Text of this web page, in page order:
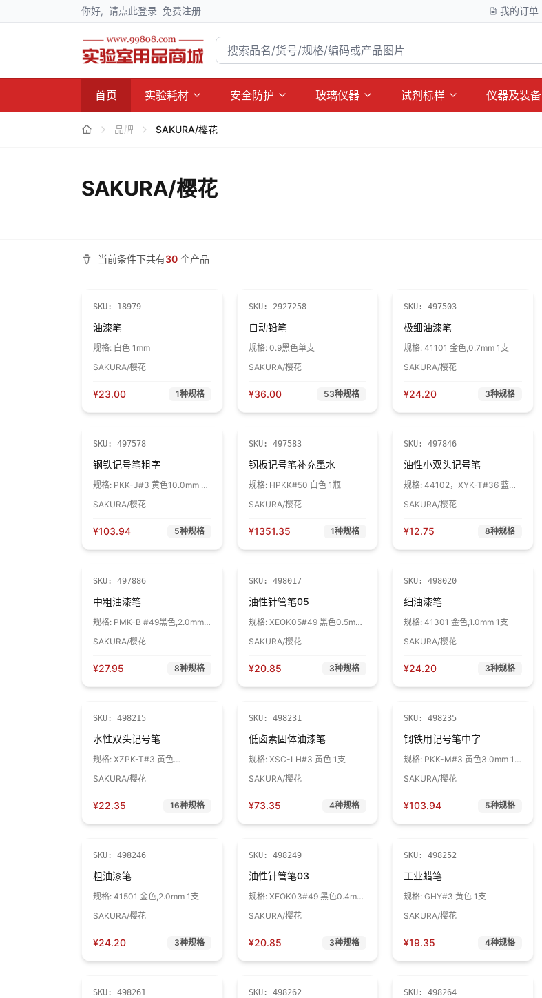
你好, 请点此登录 免费注册 我的订单
首页 实验耗材 安全防护 玻璃仪器 试剂标样 仪器及装备
品牌 SAKURA/樱花
SAKURA/樱花
当前条件下共有30 个产品
SKU: 18979
油漆笔
规格: 白色 1mm
SAKURA/樱花
¥23.00 1种规格
SKU: 2927258
自动铅笔
规格: 0.9黑色单支
SAKURA/樱花
¥36.00 53种规格
SKU:497503
极细油漆笔
规格:41101 金色,0.7mm 1支
SAKURA/樱花
¥24.20 3种规格
SKU: 497578
钢铁记号笔粗字
规格: PKK-J#3 黄色10.0mm 1
SAKURA/樱花
¥103.94 5种规格
SKU: 497583
钢板记号笔补充墨水
规格: HPKK#50 白色 1瓶
SAKURA/樱花
¥1351.35 1种规格
SKU:497846
油性小双头记号笔
规格:44102，XYK-T#36 蓝
SAKURA/樱花
¥12.75 8种规格
SKU: 497886
中粗油漆笔
规格: PMK-B #49黑色,2.0mm 1
SAKURA/樱花
¥27.95 8种规格
SKU: 498017
油性针管笔05
规格: XEOK05#49 黑色0.5mm
SAKURA/樱花
¥20.85 3种规格
SKU:498020
细油漆笔
规格:41301 金色,1.0mm 1支
SAKURA/樱花
¥24.20 3种规格
SKU: 498215
水性双头记号笔
规格: XZPK-T#3 黄色
SAKURA/樱花
¥22.35 16种规格
SKU: 498231
低卤素固体油漆笔
规格: XSC-LH#3 黄色 1支
SAKURA/樱花
¥73.35 4种规格
SKU:498235
钢铁用记号笔中字
规格: PKK-M#3 黄色3.0mm 1
SAKURA/樱花
¥103.94 5种规格
SKU: 498246
粗油漆笔
规格: 41501 金色,2.0mm 1支
SAKURA/樱花
¥24.20 3种规格
SKU: 498249
油性针管笔03
规格: XEOK03#49 黑色0.4mm
SAKURA/樱花
¥20.85 3种规格
SKU:498252
工业蜡笔
规格:GHY#3 黄色 1支
SAKURA/樱花
¥19.35 4种规格
SKU: 498261 SKU: 498262 SKU:498264